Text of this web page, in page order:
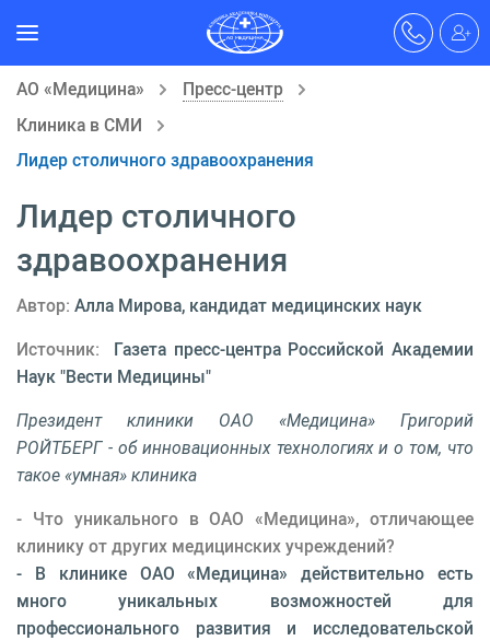
АО «Медицина»
Пресс-центр
Клиника в СМИ
Лидер столичного здравоохранения
Лидер столичного
здравоохранения
Автор: Алла Мирова, кандидат медицинских наук
Источник: Газета пресс-центра Российской Академии
Наук "Вести Медицины"
Президент клиники ОАО «Медицина» Григорий
РОЙТБЕРГ - об инновационных технологиях и о том, что
такое «умная» клиника
- Что уникального в ОАО «Медицина», отли­чающее
клинику от других медицинских учреж­дений?
- В клинике ОАО «Медицина» действительно есть
много уникальных возможностей для
профессионального развития и исследовательской